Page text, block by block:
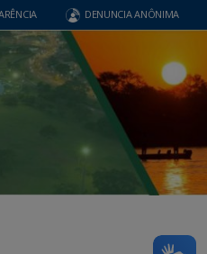
DENUNCIA ANÔNIMA